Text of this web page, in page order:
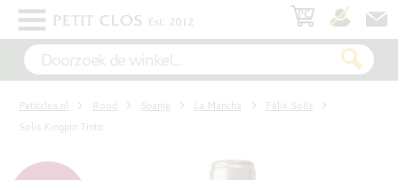
WIT
ROSÉ
Petitclos.nl Rood Spanje La Mancha
Félix Solís
Solis Kingpin Tinto